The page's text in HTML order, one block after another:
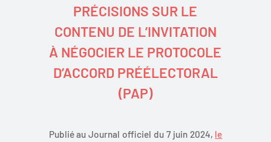
PRÉCISIONS SUR LE
CONTENU DE L’INVITATION
À NÉGOCIER LE PROTOCOLE
D’ACCORD PRÉÉLECTORAL
(PAP)
Publié au Journal officiel du 7 juin 2024, le